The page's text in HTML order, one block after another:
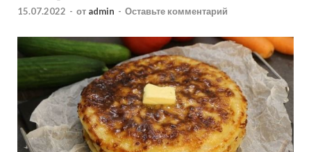
15.07.2022 - от admin - Оставьте комментарий